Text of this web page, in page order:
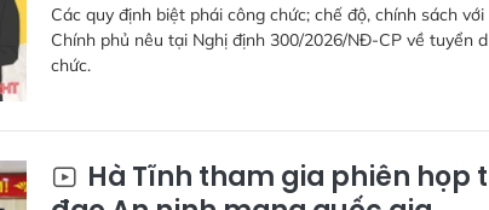
Các quy định biệt phái công chức; chế độ, chính sách
Chính phủ nêu tại Nghị định 300/2026/NĐ-CP về tuyển
chức.
Hà Tĩnh tham gia phiên họp